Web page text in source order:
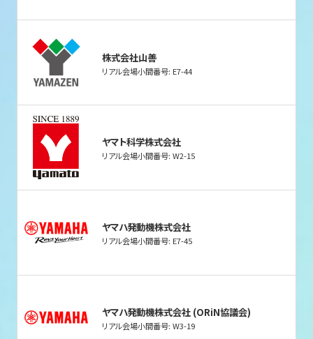
株式会社山善
リアル会場小間番号: E7-44
ヤマト科学株式会社
リアル会場小間番号: W2-15
ヤマハ発動機株式会社
リアル会場小間番号: E7-45
ヤマハ発動機株式会社 (ORiN協議会)
リアル会場小間番号: W3-19